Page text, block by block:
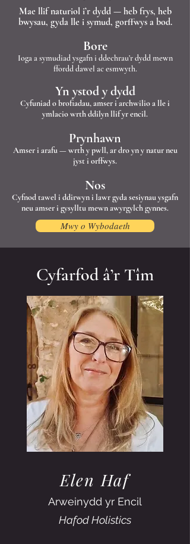
Mae llif naturiol i’r dydd — heb frys, heb
bwysau, gyda lle i symud, gorffwys a bod.
Bore
Ioga a symudiad ysgafn i ddechrau’r dydd mewn
ffordd dawel ac esmwyth.
Yn ystod y dydd
Cyfuniad o brofiadau, amser i archwilio a lle i
ymlacio wrth ddilyn llif yr encil.
Prynhawn
Amser i arafu — wrth y pwll, ar dro yn y natur neu
jyst i orffwys.
Nos
Cyfnod tawel i ddirwyn i lawr gyda sesiynau ysgafn
neu amser i gysylltu mewn awyrgylch gynnes.
Mwy o Wybodaeth
Cyfarfod â’r Tîm
Elen Haf
Arweinydd yr Encil
Hafod Holistics